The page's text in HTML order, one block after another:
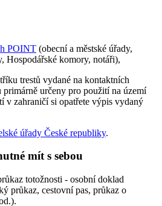
POINT (obecní a městské úřady,
Hospodářské komory, notáři),
trestů vydané na kontaktních
určeny pro použití na území
v zahraničí si opatřete výpis vydaný
úřady České republiky.
mít s sebou
totožnosti - osobní doklad
průkaz, cestovní pas, průkaz o